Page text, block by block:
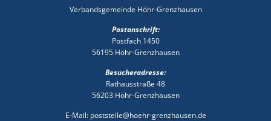
Verbandsgemeinde Höhr-Grenzhausen
Postanschrift:
Postfach 1450
56195 Höhr-Grenzhausen
Besucheradresse:
Rathausstraße 48
56203 Höhr-Grenzhausen
E-Mail: poststelle@hoehr-grenzhausen.de